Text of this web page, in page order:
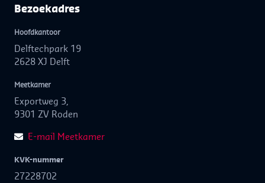
Bezoek­adres
Hoofdkantoor
Delftechpark 19
2628 XJ Delft
Meetkamer
Exportweg 3,
9301 ZV Roden
E-mail Meetkamer
KVK-nummer
27228702